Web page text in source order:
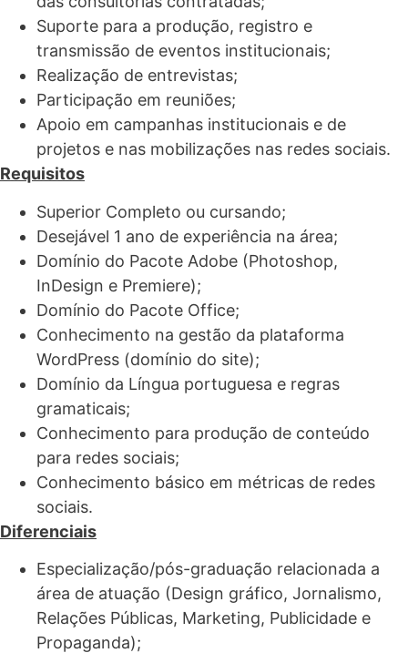
Suporte para a produção, registro e
transmissão de eventos institucionais;
Realização de entrevistas;
Participação em reuniões;
Apoio em campanhas institucionais e de
projetos e nas mobilizações nas redes sociais.
Requisitos
Superior Completo ou cursando;
Desejável 1 ano de experiência na área;
Domínio do Pacote Adobe (Photoshop,
InDesign e Premiere);
Domínio do Pacote Office;
Conhecimento na gestão da plataforma
WordPress (domínio do site);
Domínio da Língua portuguesa e regras
gramaticais;
Conhecimento para produção de conteúdo
para redes sociais;
Conhecimento básico em métricas de redes
sociais.
Diferenciais
Especialização/pós-graduação relacionada a
área de atuação (Design gráfico, Jornalismo,
Relações Públicas, Marketing, Publicidade e
Propaganda);